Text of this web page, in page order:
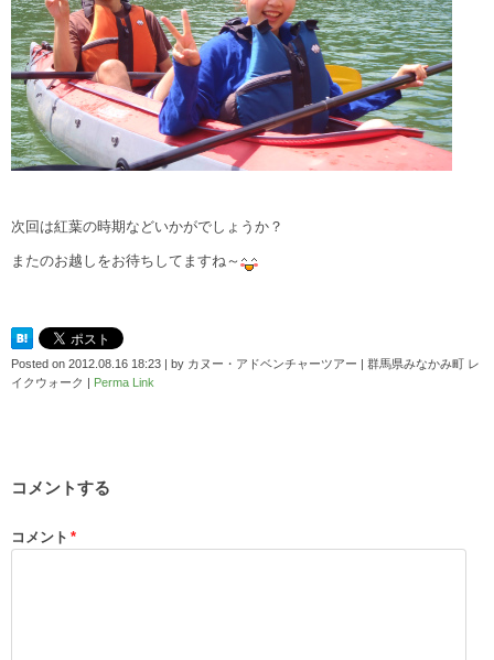
次回は紅葉の時期などいかがでしょうか？
またのお越しをお待ちしてますね～
Posted on 2012.08.16 18:23 | by カヌー・アドベンチャーツアー | 群馬県みなかみ町 レ
イクウォーク | Perma Link
コメントする
コメント *